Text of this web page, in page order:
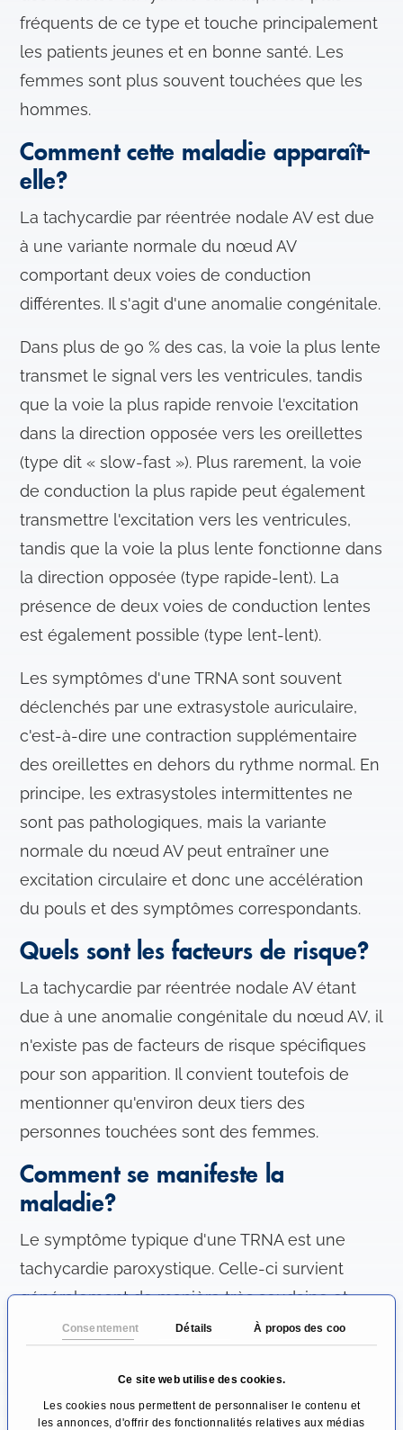
Consentement Détails À propos des cookies
Ce site web utilise des cookies.
Les cookies nous permettent de personnaliser le contenu et
les annonces, d'offrir des fonctionnalités relatives aux médias
fréquents de ce type et touche principalement
les patients jeunes et en bonne santé. Les
femmes sont plus souvent touchées que les
hommes.
Comment cette maladie apparaît-
elle?
La tachycardie par réentrée nodale AV est due
à une variante normale du nœud AV
comportant deux voies de conduction
différentes. Il s'agit d'une anomalie congénitale.
Dans plus de 90 % des cas, la voie la plus lente
transmet le signal vers les ventricules, tandis
que la voie la plus rapide renvoie l'excitation
dans la direction opposée vers les oreillettes
(type dit « slow-fast »). Plus rarement, la voie
de conduction la plus rapide peut également
transmettre l'excitation vers les ventricules,
tandis que la voie la plus lente fonctionne dans
la direction opposée (type rapide-lent). La
présence de deux voies de conduction lentes
est également possible (type lent-lent).
Les symptômes d'une TRNA sont souvent
déclenchés par une extrasystole auriculaire,
c'est-à-dire une contraction supplémentaire
des oreillettes en dehors du rythme normal. En
principe, les extrasystoles intermittentes ne
sont pas pathologiques, mais la variante
normale du nœud AV peut entraîner une
excitation circulaire et donc une accélération
du pouls et des symptômes correspondants.
Quels sont les facteurs de risque?
La tachycardie par réentrée nodale AV étant
due à une anomalie congénitale du nœud AV, il
n'existe pas de facteurs de risque spécifiques
pour son apparition. Il convient toutefois de
mentionner qu'environ deux tiers des
personnes touchées sont des femmes.
Comment se manifeste la
maladie?
Le symptôme typique d'une TRNA est une
tachycardie paroxystique. Celle-ci survient
généralement de manière très soudaine et
peut s'accompagner de vertiges ou, dans
momentanée (syncope). De plus, la
tachycardie peut également provoquer une